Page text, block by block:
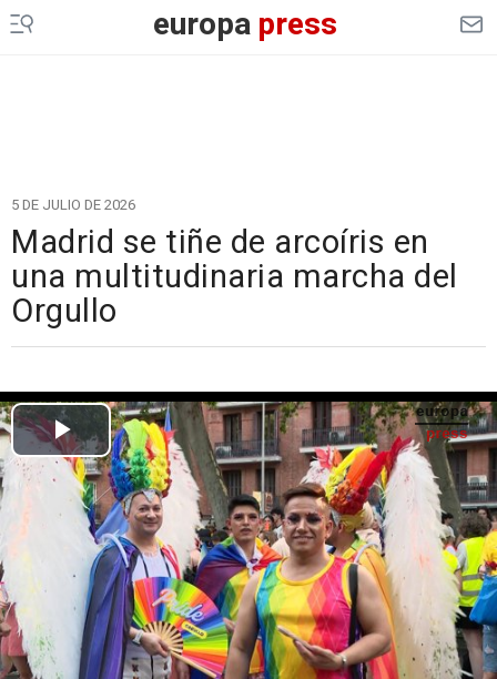
europapress
5 DE JULIO DE 2026
Madrid se tiñe de arcoíris en
una multitudinaria marcha del
Orgullo